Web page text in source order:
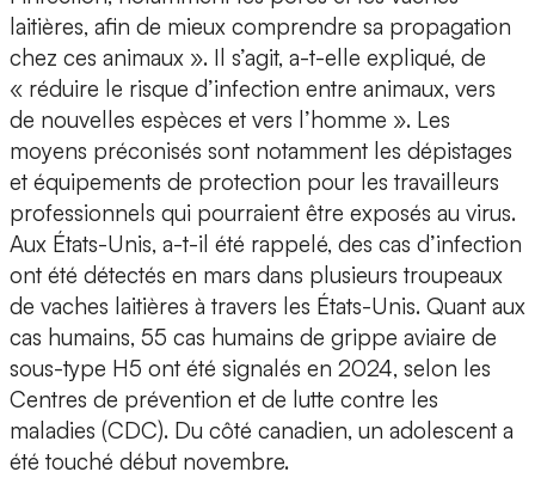
laitières, afin de mieux comprendre sa propagation
chez ces animaux ». Il s’agit, a-t-elle expliqué, de
« réduire le risque d’infection entre animaux, vers
de nouvelles espèces et vers l’homme ». Les
moyens préconisés sont notamment les dépistages
et équipements de protection pour les travailleurs
professionnels qui pourraient être exposés au virus.
Aux États-Unis, a-t-il été rappelé, des cas d’infection
ont été détectés en mars dans plusieurs troupeaux
de vaches laitières à travers les États-Unis. Quant aux
cas humains, 55 cas humains de grippe aviaire de
sous-type H5 ont été signalés en 2024, selon les
Centres de prévention et de lutte contre les
maladies (CDC). Du côté canadien, un adolescent a
été touché début novembre.